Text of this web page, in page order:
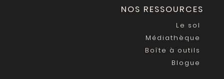
NOS RESSOURCES
Le sol
Médiathèque
Boîte à outils
Blogue